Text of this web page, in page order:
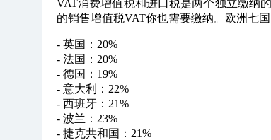
VAT消费增值税和进口税是两个独立缴纳
的销售增值税VAT你也需要缴纳。欧洲七
- 英国：20%
- 法国：20%
- 德国：19%
- 意大利：22%
- 西班牙：21%
- 波兰：23%
- 捷克共和国：21%